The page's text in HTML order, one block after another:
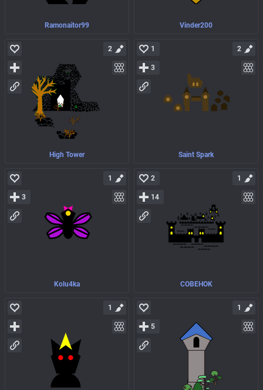
Ramonaitor99 Vinder200
High Tower
2
Saint Spark
1
3
2
Kolu4ka
3
1
COBEHOK
2
14
1
1
5
1